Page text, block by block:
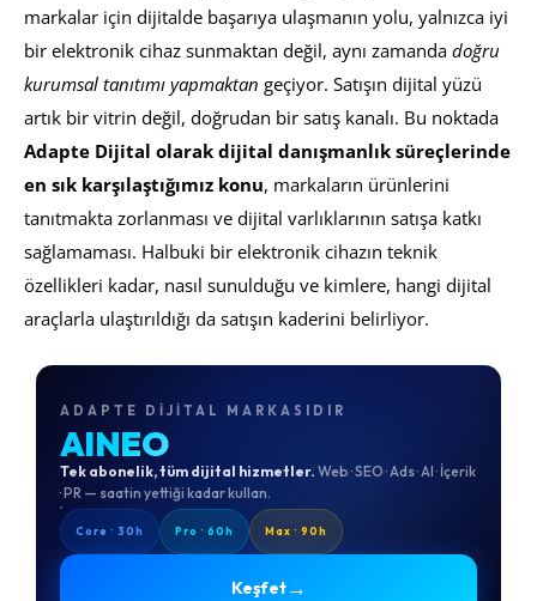
markalar için dijitalde başarıya ulaşmanın yolu, yalnızca iyi
bir elektronik cihaz sunmaktan değil, aynı zamanda doğru
kurumsal tanıtımı yapmaktan geçiyor. Satışın dijital yüzü
artık bir vitrin değil, doğrudan bir satış kanalı. Bu noktada
Adapte Dijital olarak dijital danışmanlık süreçlerinde
en sık karşılaştığımız konu, markaların ürünlerini
tanıtmakta zorlanması ve dijital varlıklarının satışa katkı
sağlamaması. Halbuki bir elektronik cihazın teknik
özellikleri kadar, nasıl sunulduğu ve kimlere, hangi dijital
araçlarla ulaştırıldığı da satışın kaderini belirliyor.
ADAPTE DIJITAL MARKASIDIR
AINEO
Tek abonelik, tüm dijital hizmetler. Web · SEO · Ads · AI · İçerik
· PR — saatin yettiği kadar kullan.
Core · 30h Pro · 60h Max · 90h
Keşfet→